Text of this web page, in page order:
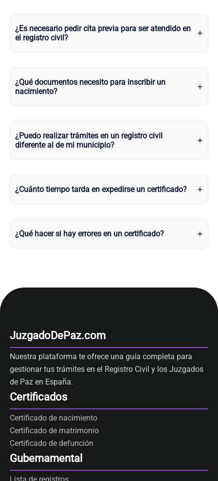
¿Es necesario pedir cita previa para ser atendido en
el registro civil?
¿Qué documentos necesito para inscribir un
nacimiento?
¿Puedo realizar trámites en un registro civil
diferente al de mi municipio?
¿Cuánto tiempo tarda en expedirse un certificado?
¿Qué hacer si hay errores en un certificado?
JuzgadoDePaz.com
Nuestra plataforma te ofrece una guía completa para
gestionar tus trámites en el Registro Civil y los Juzgados
de Paz en España.
Certificados
Certificado de nacimiento
Certificado de matrimonio
Certificado de defunción
Gubernamental